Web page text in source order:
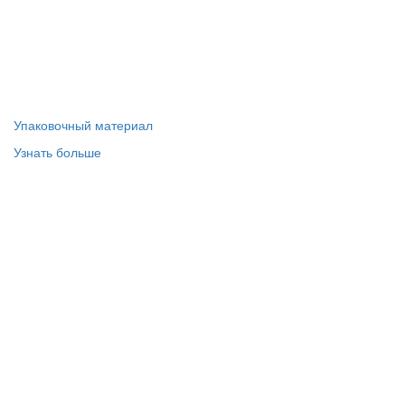
Упаковочный материал
Узнать больше